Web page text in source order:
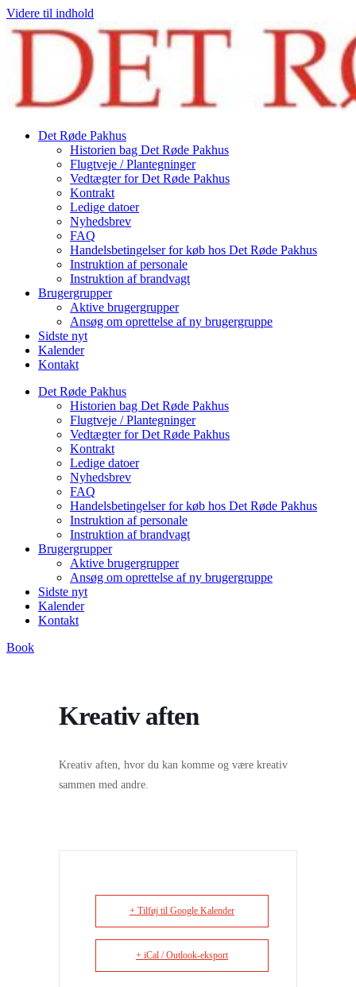
Videre til indhold
Det Røde Pakhus
Historien bag Det Røde Pakhus
Flugtveje / Plantegninger
Vedtægter for Det Røde Pakhus
Kontrakt
Ledige datoer
Nyhedsbrev
FAQ
Handelsbetingelser for køb hos Det Røde Pakhus
Instruktion af personale
Instruktion af brandvagt
Brugergrupper
Aktive brugergrupper
Ansøg om oprettelse af ny brugergruppe
Sidste nyt
Kalender
Kontakt
Det Røde Pakhus
Historien bag Det Røde Pakhus
Flugtveje / Plantegninger
Vedtægter for Det Røde Pakhus
Kontrakt
Ledige datoer
Nyhedsbrev
FAQ
Handelsbetingelser for køb hos Det Røde Pakhus
Instruktion af personale
Instruktion af brandvagt
Brugergrupper
Aktive brugergrupper
Ansøg om oprettelse af ny brugergruppe
Sidste nyt
Kalender
Kontakt
Book
Kreativ aften
Kreativ aften, hvor du kan komme og være kreativ
sammen med andre.
+ Tilføj til Google Kalender
+ iCal / Outlook-eksport